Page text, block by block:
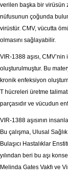
verilen başka bir virüsün
nüfusunun çoğunda
virüstür. CMV, vücutta
olmasını sağlayabilir.
VIR-1388 aşısı,
oluşturulmuştur. Bu
kronik enfeksiyon
T hücreleri üretme
parçasıdır ve vücudun
VIR-1388 aşısının
Bu çalışma, Ulusal
Bulaşıcı Hastalıklar
yılından beri bu aşı
Melinda Gates Vakfı ve